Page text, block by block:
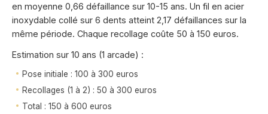
en moyenne 0,66 défaillance sur 10-15 ans. Un fil en acier
inoxydable collé sur 6 dents atteint 2,17 défaillances sur la
même période. Chaque recollage coûte 50 à 150 euros.
Estimation sur 10 ans (1 arcade) :
Pose initiale : 100 à 300 euros
Recollages (1 à 2) : 50 à 300 euros
Total : 150 à 600 euros